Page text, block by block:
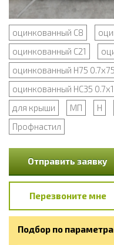
оцинкованный С8
оцинкованный С21
оцинкованный Н75
оцинкованный НС35
для крыши
МП Н
Профнастил
Отправить заявку
Перезвоните мне
Подбор по